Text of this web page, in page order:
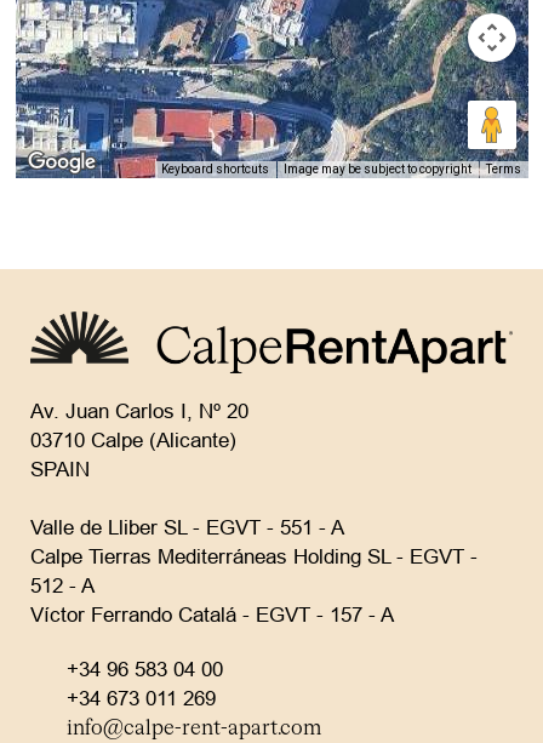
Keyboard shortcuts Image may be subject to copyright Terms
Av. Juan Carlos I, Nº 20
03710 Calpe (Alicante)
SPAIN
Valle de Lliber SL - EGVT - 551 - A
Calpe Tierras Mediterráneas Holding SL - EGVT -
512 - A
Víctor Ferrando Catalá - EGVT - 157 - A
+34 96 583 04 00
+34 673 011 269
info@calpe-rent-apart.com